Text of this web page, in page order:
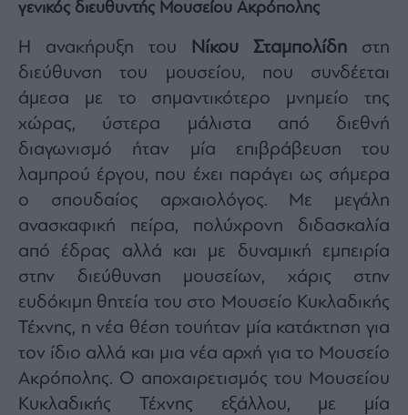
γενικός διευθυντής Μουσείου Ακρόπολης
Η ανακήρυξη του Νίκου Σταμπολίδη στη
διεύθυνση του μουσείου, που συνδέεται
άμεσα με το σημαντικότερο μνημείο της
χώρας, ύστερα μάλιστα από διεθνή
διαγωνισμό ήταν μία επιβράβευση του
λαμπρού έργου, που έχει παράγει ως σήμερα
ο σπουδαίος αρχαιολόγος. Με μεγάλη
ανασκαφική πείρα, πολύχρονη διδασκαλία
από έδρας αλλά και με δυναμική εμπειρία
στην διεύθυνση μουσείων, χάρις στην
ευδόκιμη θητεία του στο Μουσείο Κυκλαδικής
Τέχνης, η νέα θέση τουήταν μία κατάκτηση για
τον ίδιο αλλά και μια νέα αρχή για το Μουσείο
Ακρόπολης. Ο αποχαιρετισμός του Μουσείου
Κυκλαδικής Τέχνης εξάλλου, με μία